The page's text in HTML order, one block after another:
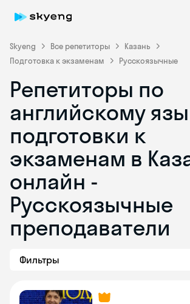
Skyeng Все репетиторы
Казань
Подготовка к экзаменам
Русскоязычные
Репетиторы по
английскому
подготовки к
экзаменам в
онлайн -
Русскоязычные
преподаватели
Фильтры
Skyeng Chat